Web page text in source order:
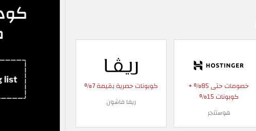
خصومات حتى 85% +
كوبونات 15%
هوستنجر
كوبونات حصرية بقيمة 7%
ريفا فاشون